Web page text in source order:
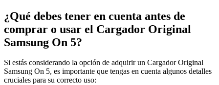
¿Qué debes tener en cuenta antes de
comprar o usar el Cargador Original
Samsung On 5?
Si estás considerando la opción de adquirir un Cargador Original
Samsung On 5, es importante que tengas en cuenta algunos detalles
cruciales para su correcto uso: